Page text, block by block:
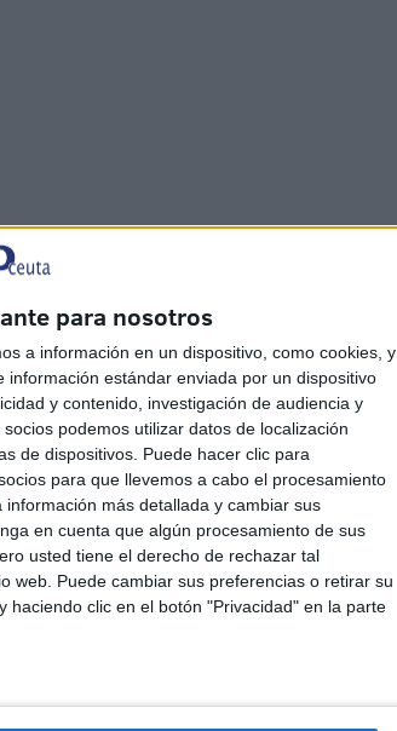
para nosotros
a información en un dispositivo, como cookies, y
estándar enviada por un dispositivo
y contenido, investigación de audiencia y
podemos utilizar datos de localización
de dispositivos. Puede hacer clic para
para que llevemos a cabo el procesamiento
más detallada y cambiar sus
en cuenta que algún procesamiento de sus
usted tiene el derecho de rechazar tal
web. Puede cambiar sus preferencias o retirar su
clic en el botón "Privacidad" en la parte